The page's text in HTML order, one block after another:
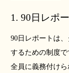
1. 90日レポ
90日レポートは
するための制度
全員に義務付けら